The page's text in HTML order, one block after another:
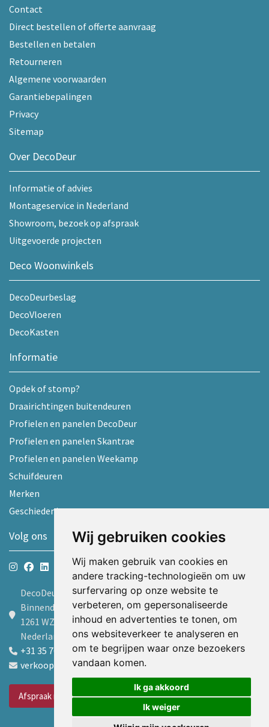
Wij gebruiken cookies
Wij maken gebruik van cookies en
andere tracking-technologieën om uw
surfervaring op onze website te
verbeteren, om gepersonaliseerde
inhoud en advertenties te tonen, om
ons websiteverkeer te analyseren en
om te begrijpen waar onze bezoekers
vandaan komen.
Ik ga akkoord
Ik weiger
Contact
Direct bestellen of offerte aanvraag
Bestellen en betalen
Retourneren
Algemene voorwaarden
Garantiebepalingen
Privacy
Sitemap
Over DecoDeur
Informatie of advies
Montageservice in Nederland
Showroom, bezoek op afspraak
Uitgevoerde projecten
Deco Woonwinkels
DecoDeurbeslag
DecoVloeren
DecoKasten
Informatie
Opdek of stomp?
Draairichtingen buitendeuren
Profielen en panelen DecoDeur
Profielen en panelen Skantrae
Profielen en panelen Weekamp
Schuifdeuren
Merken
Geschiedenis
Volg ons
DecoDeur B.V.
Binnendelta 9d
1261 WZ Blaricum
Nederland
+31 35 7605600
verkoop@decodeur.nl
Afspraak maken